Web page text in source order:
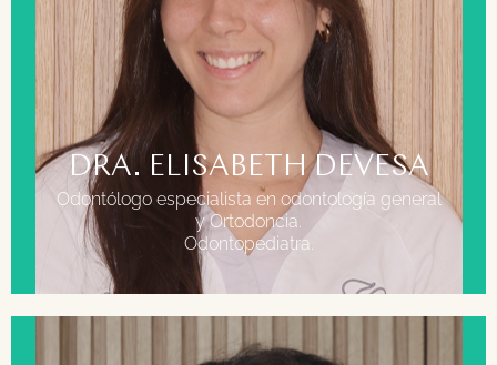
DRA. ELISABETH DEVESA
Odontólogo especialista en odontología general
y Ortodoncia.
Odontopediatra.
FORMACIÓN
Grado en odontología CEU Cardenal Herrera.
Valencia
Master europeo especializado en Ortodoncia por
la UAX